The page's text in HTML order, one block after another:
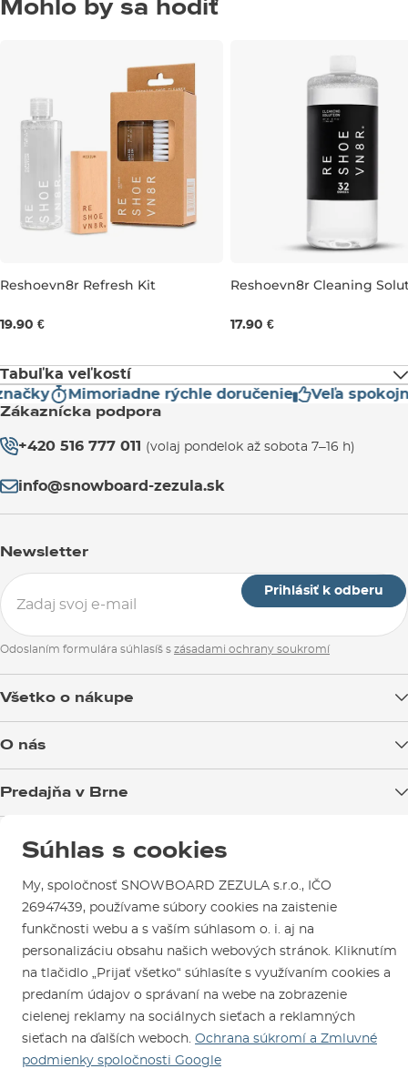
Mohlo by sa hodiť
237ML
Reshoevn8r Refresh Kit
19.90 € 237ML
Reshoevn8r Cleaning
17.90 €
Tabuľka veľkostí
UK 3
6,5
Dĺžka
(cm)
21,6 22 22,4 22,9
Mimoriadne rýchle doručenie Veľa
Zákaznícka podpora
+420 516 777 011 (volaj pondelok až sobota 7–16 h)
info@snowboard-zezula.sk
Newsletter
Prihlásiť k odberu
Odoslaním formulára súhlasíš s zásadami ochrany soukromí
Všetko o nákupe
Výmena a vrátenie tovaru
Reklamácie
Návody na použitie a údržbu
Kontakty
O nás
SNOWBOARD ZEZULA Team
Predajňa v Brne
Mapa a ako k nám
Parkovanie
Požičovňa
Servis a opravy
Sme overený e-shop.
CertifikátOverené zákazníkmi.
Súhlas s cookies
My, spoločnosť SNOWBOARD ZEZULA s.r.o., IČO
26947439, používame súbory cookies na zaistenie
funkčnosti webu a s vaším súhlasom o. i. aj na
personalizáciu obsahu našich webových stránok. Kliknutím
na tlačidlo „Prijať všetko“ súhlasíte s využívaním cookies a
predaním údajov o správaní na webe na zobrazenie
cielenej reklamy na sociálnych sieťach a reklamných
sieťach na ďalších weboch. Ochrana súkromí a Zmluvné
podmienky spoločnosti Google